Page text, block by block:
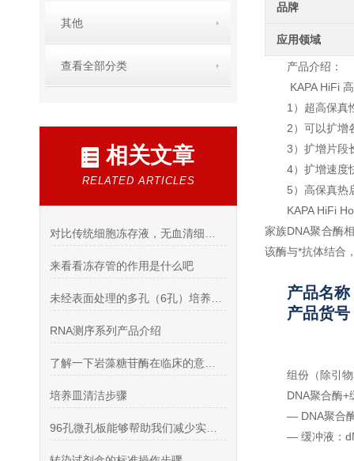
其他
查看全部分类
相关文章
RELATED ARTICLES
来看看冻存管的作用是什么吧
RNA测序系列产品介绍
培养皿清洁步骤
品牌
应用领域
产品介绍：
KAPA HiFi
1）超高保真
2）可以扩增
3）扩增片段
4）扩增速度
5）高保真热
KAPA HiFi
家族DNA聚合酶
该酶与*抗体结合
产品名称
产品货
组份（除引
DNA聚合酶+
— DNA聚合
— 缓冲液：